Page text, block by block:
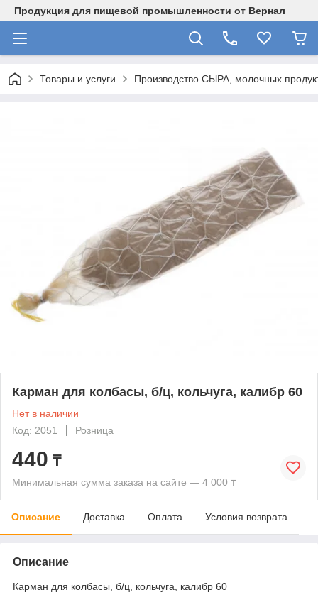
Продукция для пищевой промышленности от Вернал
Товары и услуги Производство СЫРА, молочных
Карман для колбасы, б/ц, кольчуга, калибр 60
Нет в наличии
Код: 2051
Розница
440 ₸
Минимальная сумма заказа на сайте — 4 000 ₸
Описание Доставка Оплата Условия возврата
Описание
Карман для колбасы, б/ц, кольчуга, калибр 60